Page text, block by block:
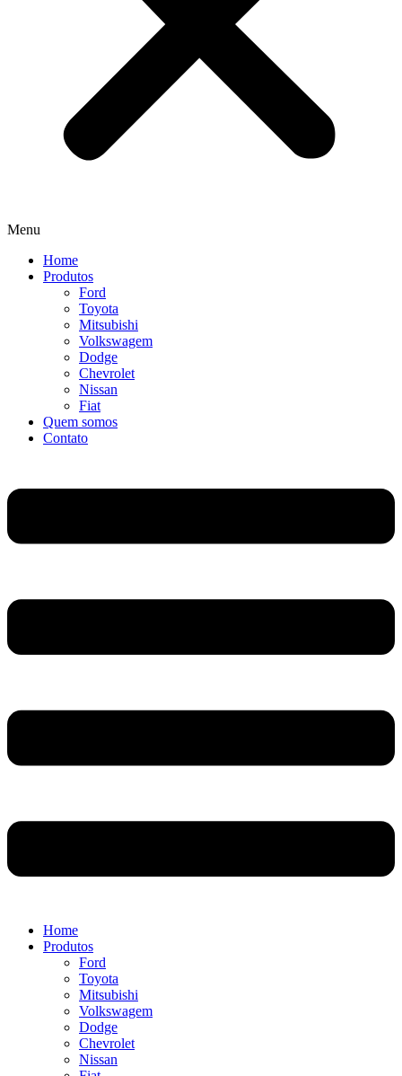
Menu
Home
Produtos
Ford
Toyota
Mitsubishi
Volkswagem
Dodge
Chevrolet
Nissan
Fiat
Quem somos
Contato
Home
Produtos
Ford
Toyota
Mitsubishi
Volkswagem
Dodge
Chevrolet
Nissan